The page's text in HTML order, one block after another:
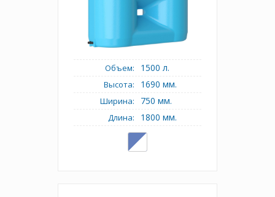
Объем: 1500 л.
Высота: 1690 мм.
Ширина: 750 мм.
Длина: 1800 мм.